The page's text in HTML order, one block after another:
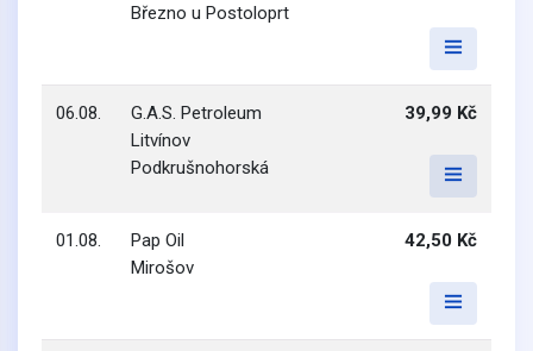
Březno u Postoloprt
06.08.
G.A.S. Petroleum
Litvínov
Podkrušnohorská
39,99 Kč
01.08.
Pap Oil
Mirošov
42,50 Kč